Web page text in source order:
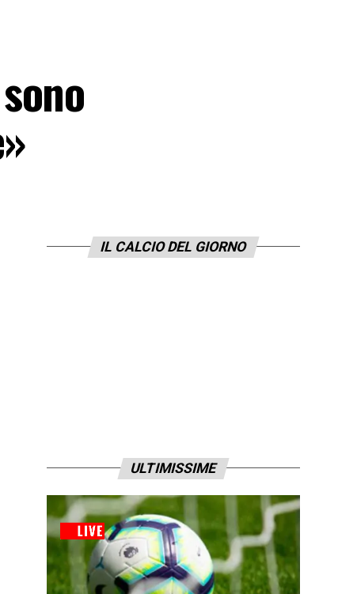
IL CALCIO DEL GIORNO
ULTIMISSIME